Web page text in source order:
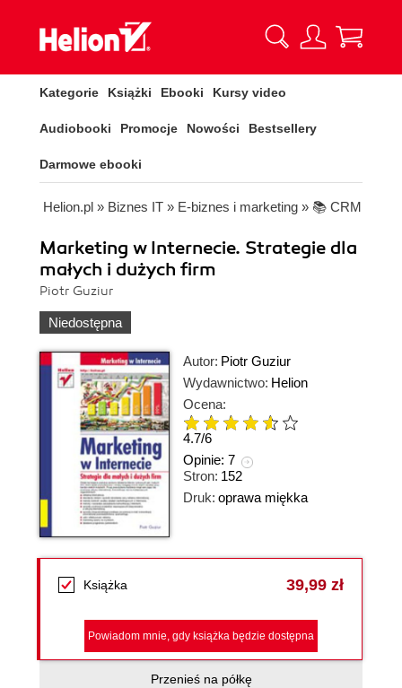
Kategorie Książki Ebooki Kursy video
Audiobooki Promocje Nowości Bestsellery
Darmowe ebooki
Helion.pl » Biznes IT » E-biznes i marketing » 📚 CRM
Marketing w Internecie. Strategie dla
małych i dużych firm
Piotr Guziur
Niedostępna
Autor: Piotr Guziur
Wydawnictwo: Helion
Ocena:
4.7/6
Opinie: 7
Stron: 152
Druk: oprawa miękka
Książka 39,99 zł
Powiadom mnie, gdy książka będzie dostępna
Przenieś na półkę